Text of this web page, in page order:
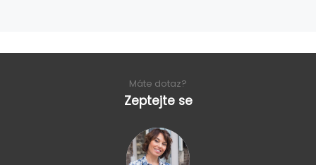
Máte dotaz?
Zeptejte se